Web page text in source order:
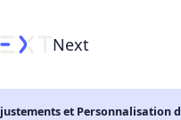
Next
et Personnalisation